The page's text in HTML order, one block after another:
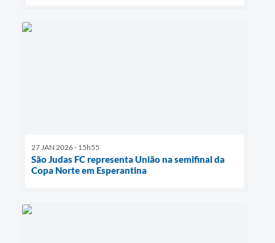
27 JAN 2026 - 15h55
São Judas FC representa União na semifinal da
Copa Norte em Esperantina